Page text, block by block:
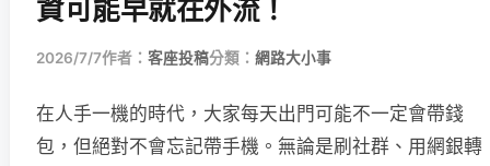
資可能早就在外流！
2026/7/7作者： 客座投稿分類： 網路大小事
在人手一機的時代，大家每天出門可能不一定會帶錢
包，但絕對不會忘記帶手機。無論是刷社群、用網銀轉